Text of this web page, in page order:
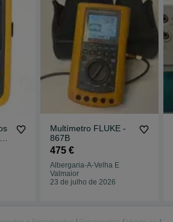
Multímetro FLUKE -
867B
475 €
Albergaria-A-Velha E
Valmaior
23 de julho de 2026